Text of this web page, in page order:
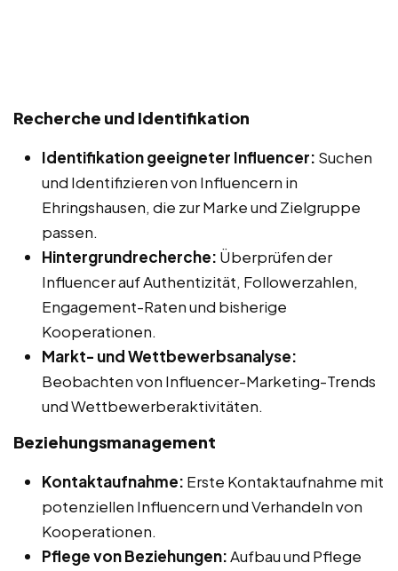
Recherche und Identifikation
Identifikation geeigneter Influencer: Suchen
und Identifizieren von Influencern in
Ehringshausen, die zur Marke und Zielgruppe
passen.
Hintergrundrecherche: Überprüfen der
Influencer auf Authentizität, Followerzahlen,
Engagement-Raten und bisherige
Kooperationen.
Markt- und Wettbewerbsanalyse:
Beobachten von Influencer-Marketing-Trends
und Wettbewerberaktivitäten.
Beziehungsmanagement
Kontaktaufnahme: Erste Kontaktaufnahme mit
potenziellen Influencern und Verhandeln von
Kooperationen.
Pflege von Beziehungen:Aufbau und Pflege